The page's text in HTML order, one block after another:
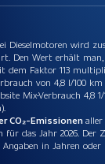
Dieselmotoren wird
Den Wert erhält
dem Faktor 113
von 4,8 l/100
Mix-Verbrauch 4,8
CO₂-Emissionenaller
für das Jahr 2026. Der
Angaben in Jahren